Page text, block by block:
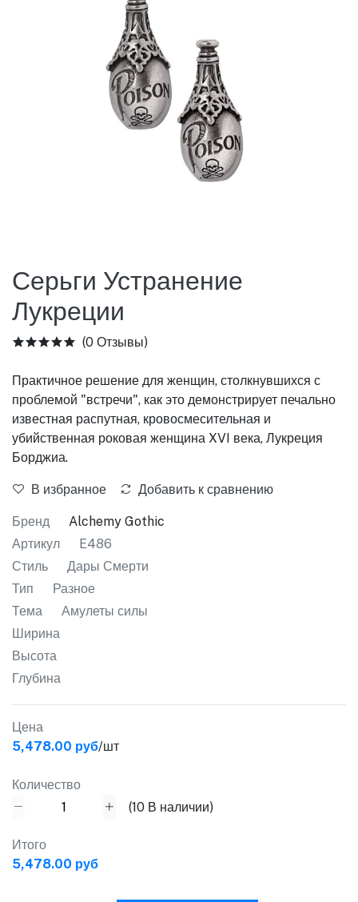
Серьги Устранение
Лукреции
(0 Отзывы)
Практичное решение для женщин, столкнувшихся с
проблемой "встречи", как это демонстрирует печально
известная распутная, кровосмесительная и
убийственная роковая женщина XVI века, Лукреция
Борджиа.
В избранное Добавить к сравнению
Бренд
Alchemy Gothic
Артикул
E486
Стиль
Дары Смерти
Тип
Разное
Тема
Амулеты силы
Ширина
Высота
Глубина
Цена
5,478.00 руб/шт
Количество
(10 В наличии)
Итого
5,478.00 руб